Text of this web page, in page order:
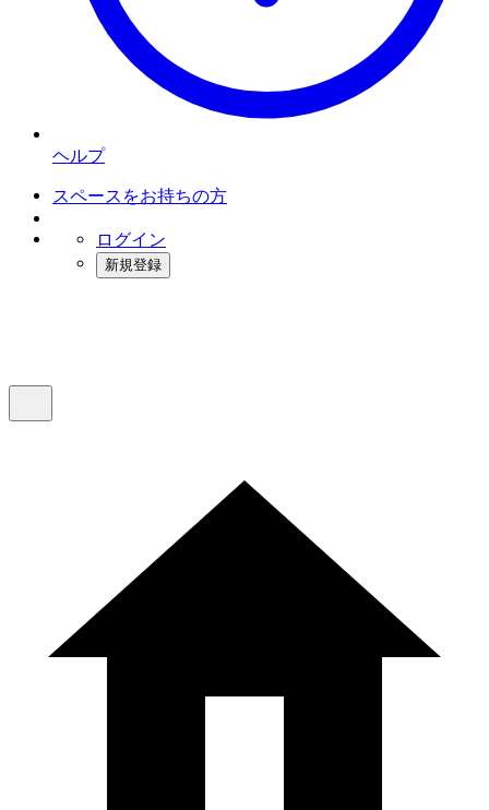
ヘルプ
スペースをお持ちの方
ログイン
新規登録